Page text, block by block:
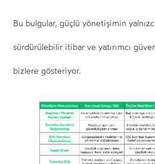
Bu bulgular, güçlü yönetişimin
sürdürülebilir itibar ve yatırımcı
bizlere gösteriyor.